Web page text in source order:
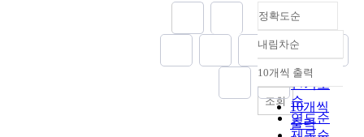
정확도순
정확도
순
인기도
순
연도순
내림차순
내림차순
10개씩 출력
10개씩
출력
조회